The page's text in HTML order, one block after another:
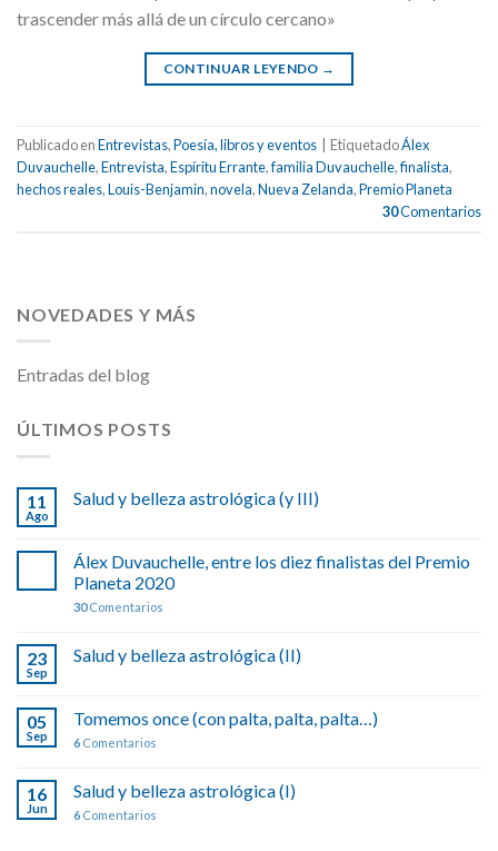
trascender más allá de un círculo cercano»
CONTINUAR LEYENDO →
Publicado enEntrevistas,Poesía, libros y eventos EtiquetadoÁlex
Duvauchelle,Entrevista,Espíritu Errante,familia Duvauchelle,finalista,
hechos reales,Louis-Benjamin,novela,Nueva Zelanda,Premio Planeta
30Comentarios
NOVEDADES Y MÁS
Entradas del blog
ÚLTIMOS POSTS
11
Ago
Salud y belleza astrológica (y III)
Álex Duvauchelle, entre los diez finalistas del Premio
Planeta 2020
30Comentarios
23
Sep
Salud y belleza astrológica (II)
05
Sep
Tomemos once (con palta, palta, palta…)
6 Comentarios
16
Jun
Salud y belleza astrológica (I)
6 Comentarios